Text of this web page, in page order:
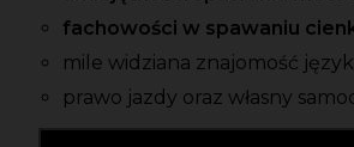
fachowości w spawaniu
mile widziana znajomość
prawo jazdy oraz własny